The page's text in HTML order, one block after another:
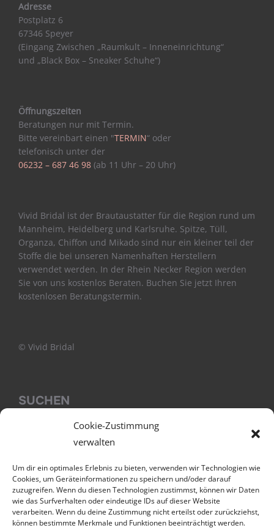
Cookie-Zustimmung
verwalten
Um dir ein optimales Erlebnis zu bieten, verwenden wir Technologien wie
Cookies, um Geräteinformationen zu speichern und/oder darauf
zuzugreifen. Wenn du diesen Technologien zustimmst, können wir Daten
wie das Surfverhalten oder eindeutige IDs auf dieser Website
verarbeiten. Wenn du deine Zustimmung nicht erteilst oder zurückziehst,
können bestimmte Merkmale und Funktionen beeinträchtigt werden.
Adresse
Postplatz 6
67346 Speyer
(Eingang Zwischen „Raumkult – Inneneinrichtung“
und „Black Box – Sneaker Schuhe“)
Öffnungszeiten
Beratungen nur mit Termin.
Bitte vereinbart einen "TERMIN“ oder
telefonisch unter der
06232 – 687 46 98 (ab 11 Uhr – 20 Uhr)
Vivid Bridal ist der Brautaustatter für die Region rund um
Mannheim, Heidelberg und Karlsruhe. Spitze, Tüll,
Organza, Chiffon und Mikado sind nur ein kleiner teil der
Stoffe die bei unseren Namenhaften Herstellern
verwendet werden. In der Rhein Necker Region werden
Sie von uns kostenlos Beraten. Buchen Sie jetzt Ihren
kostenlosen Beratungstermin.
© Vivid Bridal
SUCHEN
Anfahrt
Jobs
Datenschutzerklärung
Cookie-Richtlinie (EU)